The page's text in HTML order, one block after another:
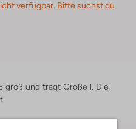
verfügbar. Bitte suchst du
groß und trägt Größe l. Die